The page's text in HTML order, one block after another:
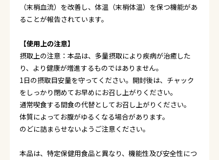
（末梢血流）を改善し、体温（末梢体温）を保つ機能があ
ることが報告されています。
【使用上の注意】
摂取上の注意：本品は、多量摂取により疾病が治癒した
り、より健康が増進するものではありません。
1日の摂取目安量を守ってください。開封後は、チャック
をしっかり閉めてお早めにお召し上がりください。
通常喫食する間食の代替としてお召し上がりください。
体質によってお腹がゆるくなる場合があります。
のどに詰まらせないようご注意ください。
本品は、特定保健用食品と異なり、機能性及び安全性につ